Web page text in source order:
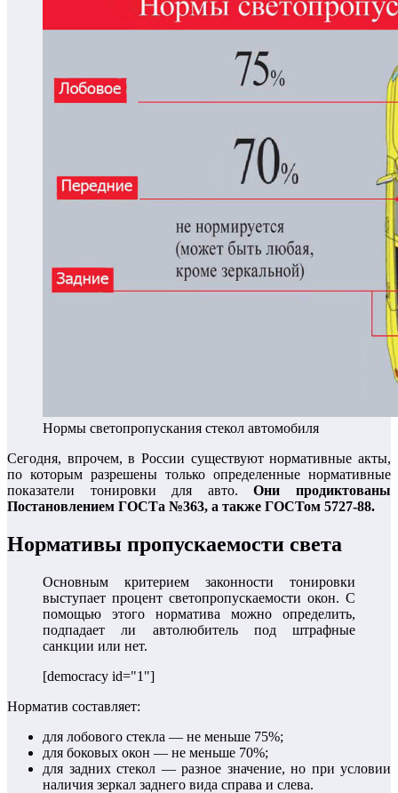
Нормы светопропускания стекол автомобиля
Сегодня, впрочем, в России существуют нормативные акты,
по которым разрешены только определенные нормативные
показатели тонировки для авто.Они продиктованы
Постановлением ГОСТа №363, а также ГОСТом 5727-88.
Нормативы пропускаемости света
Основным критерием законности тонировки
выступает процент светопропускаемости окон. С
помощью этого норматива можно определить,
подпадает ли автолюбитель под штрафные
санкции или нет.
[democracy id="1"]
Норматив составляет:
для лобового стекла — не меньше 75%;
для боковых окон — не меньше 70%;
для задних стекол — разное значение, но при условии
наличия зеркал заднего вида справа и слева.